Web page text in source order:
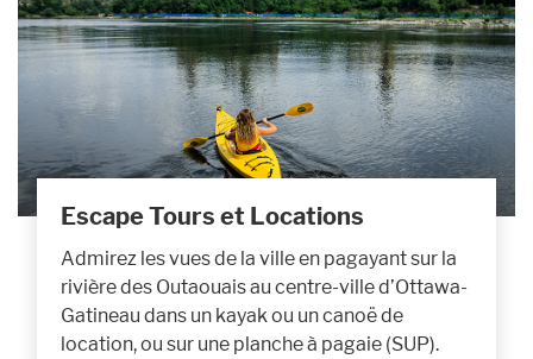
Escape Tours et Locations
Admirez les vues de la ville en pagayant sur la
rivière des Outaouais au centre-ville d’Ottawa-
Gatineau dans un kayak ou un canoë de
location, ou sur une planche à pagaie (SUP).